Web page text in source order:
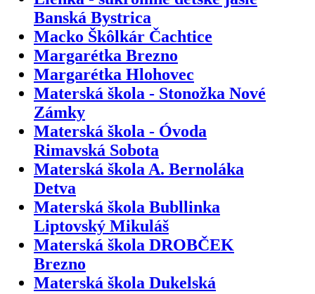
Banská Bystrica
Macko Škôlkár Čachtice
Margarétka Brezno
Margarétka Hlohovec
Materská škola - Stonožka Nové
Zámky
Materská škola - Óvoda
Rimavská Sobota
Materská škola A. Bernoláka
Detva
Materská škola Bubllinka
Liptovský Mikuláš
Materská škola DROBČEK
Brezno
Materská škola Dukelská